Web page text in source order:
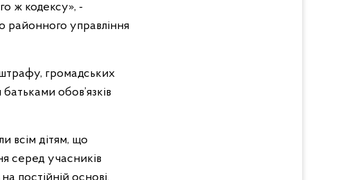
ж кодексу», -
районного управління
громадських
обов’язків
всім дітям, що
серед учасників